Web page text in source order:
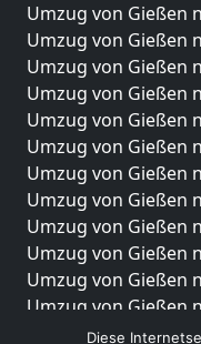
Umzug von Gießen
Umzug von Gießen
Umzug von Gießen
Umzug von Gießen
Umzug von Gießen
Umzug von Gießen
Umzug von Gießen
Umzug von Gießen
Umzug von Gießen
Umzug von Gießen
Umzug von Gießen
Umzug von Gießen
Umzug von Gießen
Diese